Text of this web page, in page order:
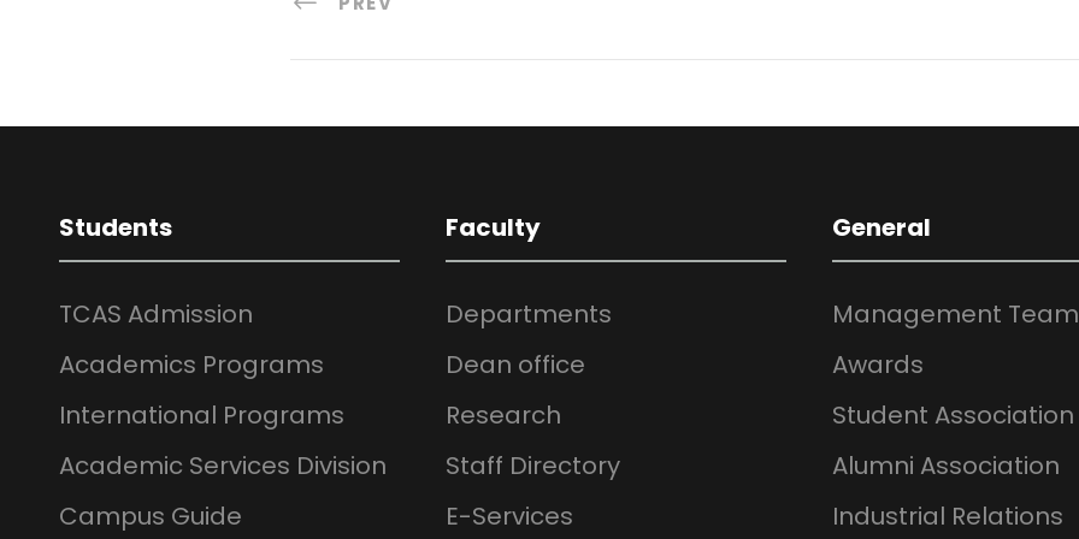
Students
TCAS Admission
Academics Programs
International Programs
Academic Services Division
Campus Guide
Faculty
Departments
Dean office
Research
Staff Directory
E-Services
General
Management Team
Awards
Student Association
Alumni Association
Industrial Relations